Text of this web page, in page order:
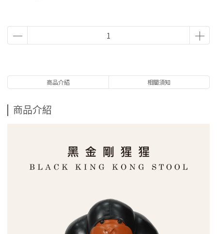
商品介紹 相關須知
商品介紹